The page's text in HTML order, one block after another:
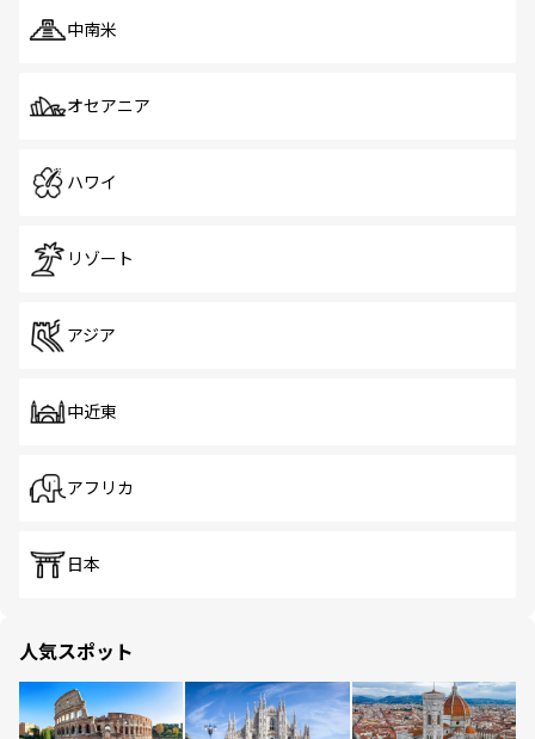
中南米
オセアニア
ハワイ
リゾート
アジア
中近東
アフリカ
日本
人気スポット